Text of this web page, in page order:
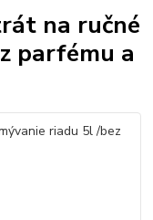
na ručné
parfému a